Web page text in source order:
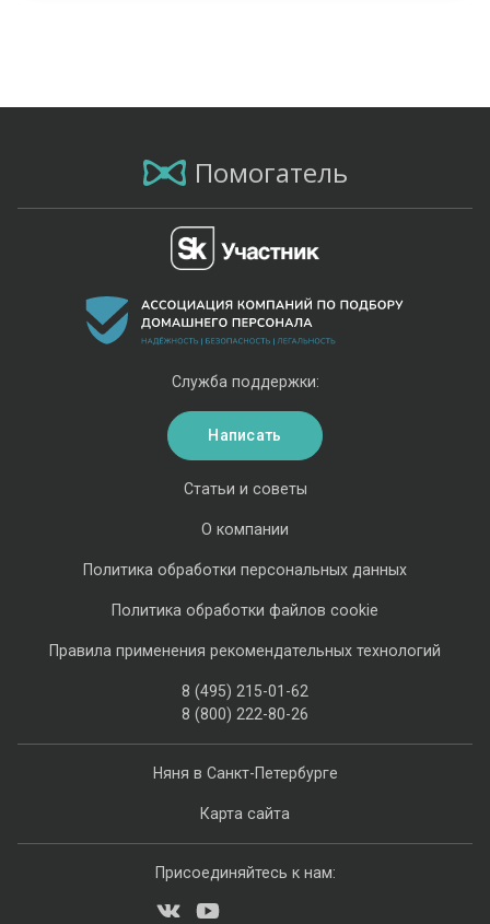
Помогатель
Няня в Санкт-Петербурге
Карта сайта
Статьи и советы
О компании
Политика обработки персональных данных
Политика обработки файлов cookie
Правила применения рекомендательных технологий
8 (495) 215-01-62
8 (800) 222-80-26
Служба поддержки:
Написать
Присоединяйтесь к нам: